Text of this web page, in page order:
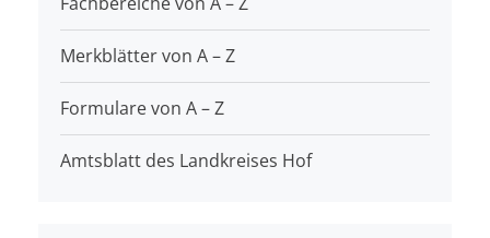
Merkblätter von A – Z
Formulare von A – Z
Amtsblatt des Landkreises Hof